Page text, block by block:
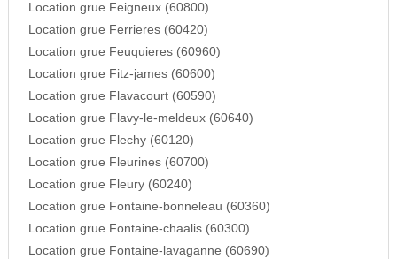
Location grue Feigneux (60800)
Location grue Ferrieres (60420)
Location grue Feuquieres (60960)
Location grue Fitz-james (60600)
Location grue Flavacourt (60590)
Location grue Flavy-le-meldeux (60640)
Location grue Flechy (60120)
Location grue Fleurines (60700)
Location grue Fleury (60240)
Location grue Fontaine-bonneleau (60360)
Location grue Fontaine-chaalis (60300)
Location grue Fontaine-lavaganne (60690)